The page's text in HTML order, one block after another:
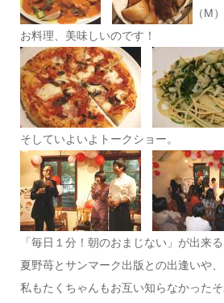
（M）
お料理、美味しいのです！
そしていよいよトークショー。
「毎日１分！朝のおまじない」が出来る
夏野苺とサンマーク出版との出逢いや、
私もたくちゃんもお互い知らなかった